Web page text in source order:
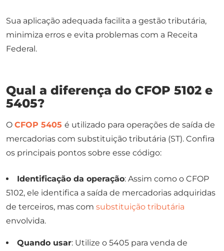
Sua aplicação adequada facilita a gestão tributária,
minimiza erros e evita problemas com a Receita
Federal.
Qual a diferença do CFOP 5102 e
5405​?
O CFOP 5405 é utilizado para operações de saída de
mercadorias com substituição tributária (ST). Confira
os principais pontos sobre esse código:
Identificação da operação: Assim como o CFOP
5102, ele identifica a saída de mercadorias adquiridas
de terceiros, mas com substituição tributária
envolvida.
Quando usar: Utilize o 5405 para venda de